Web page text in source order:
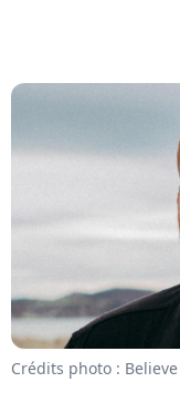
Crédits photo : Believe